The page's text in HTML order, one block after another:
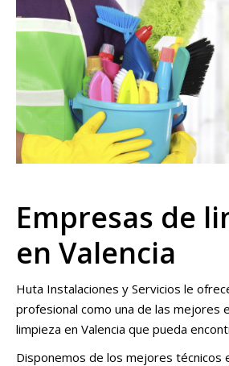
Empresas de
en Valencia
Huta Instalaciones y Servicios le
profesional como una de las mejores
limpieza en Valencia que pueda
Disponemos de los mejores técnicos